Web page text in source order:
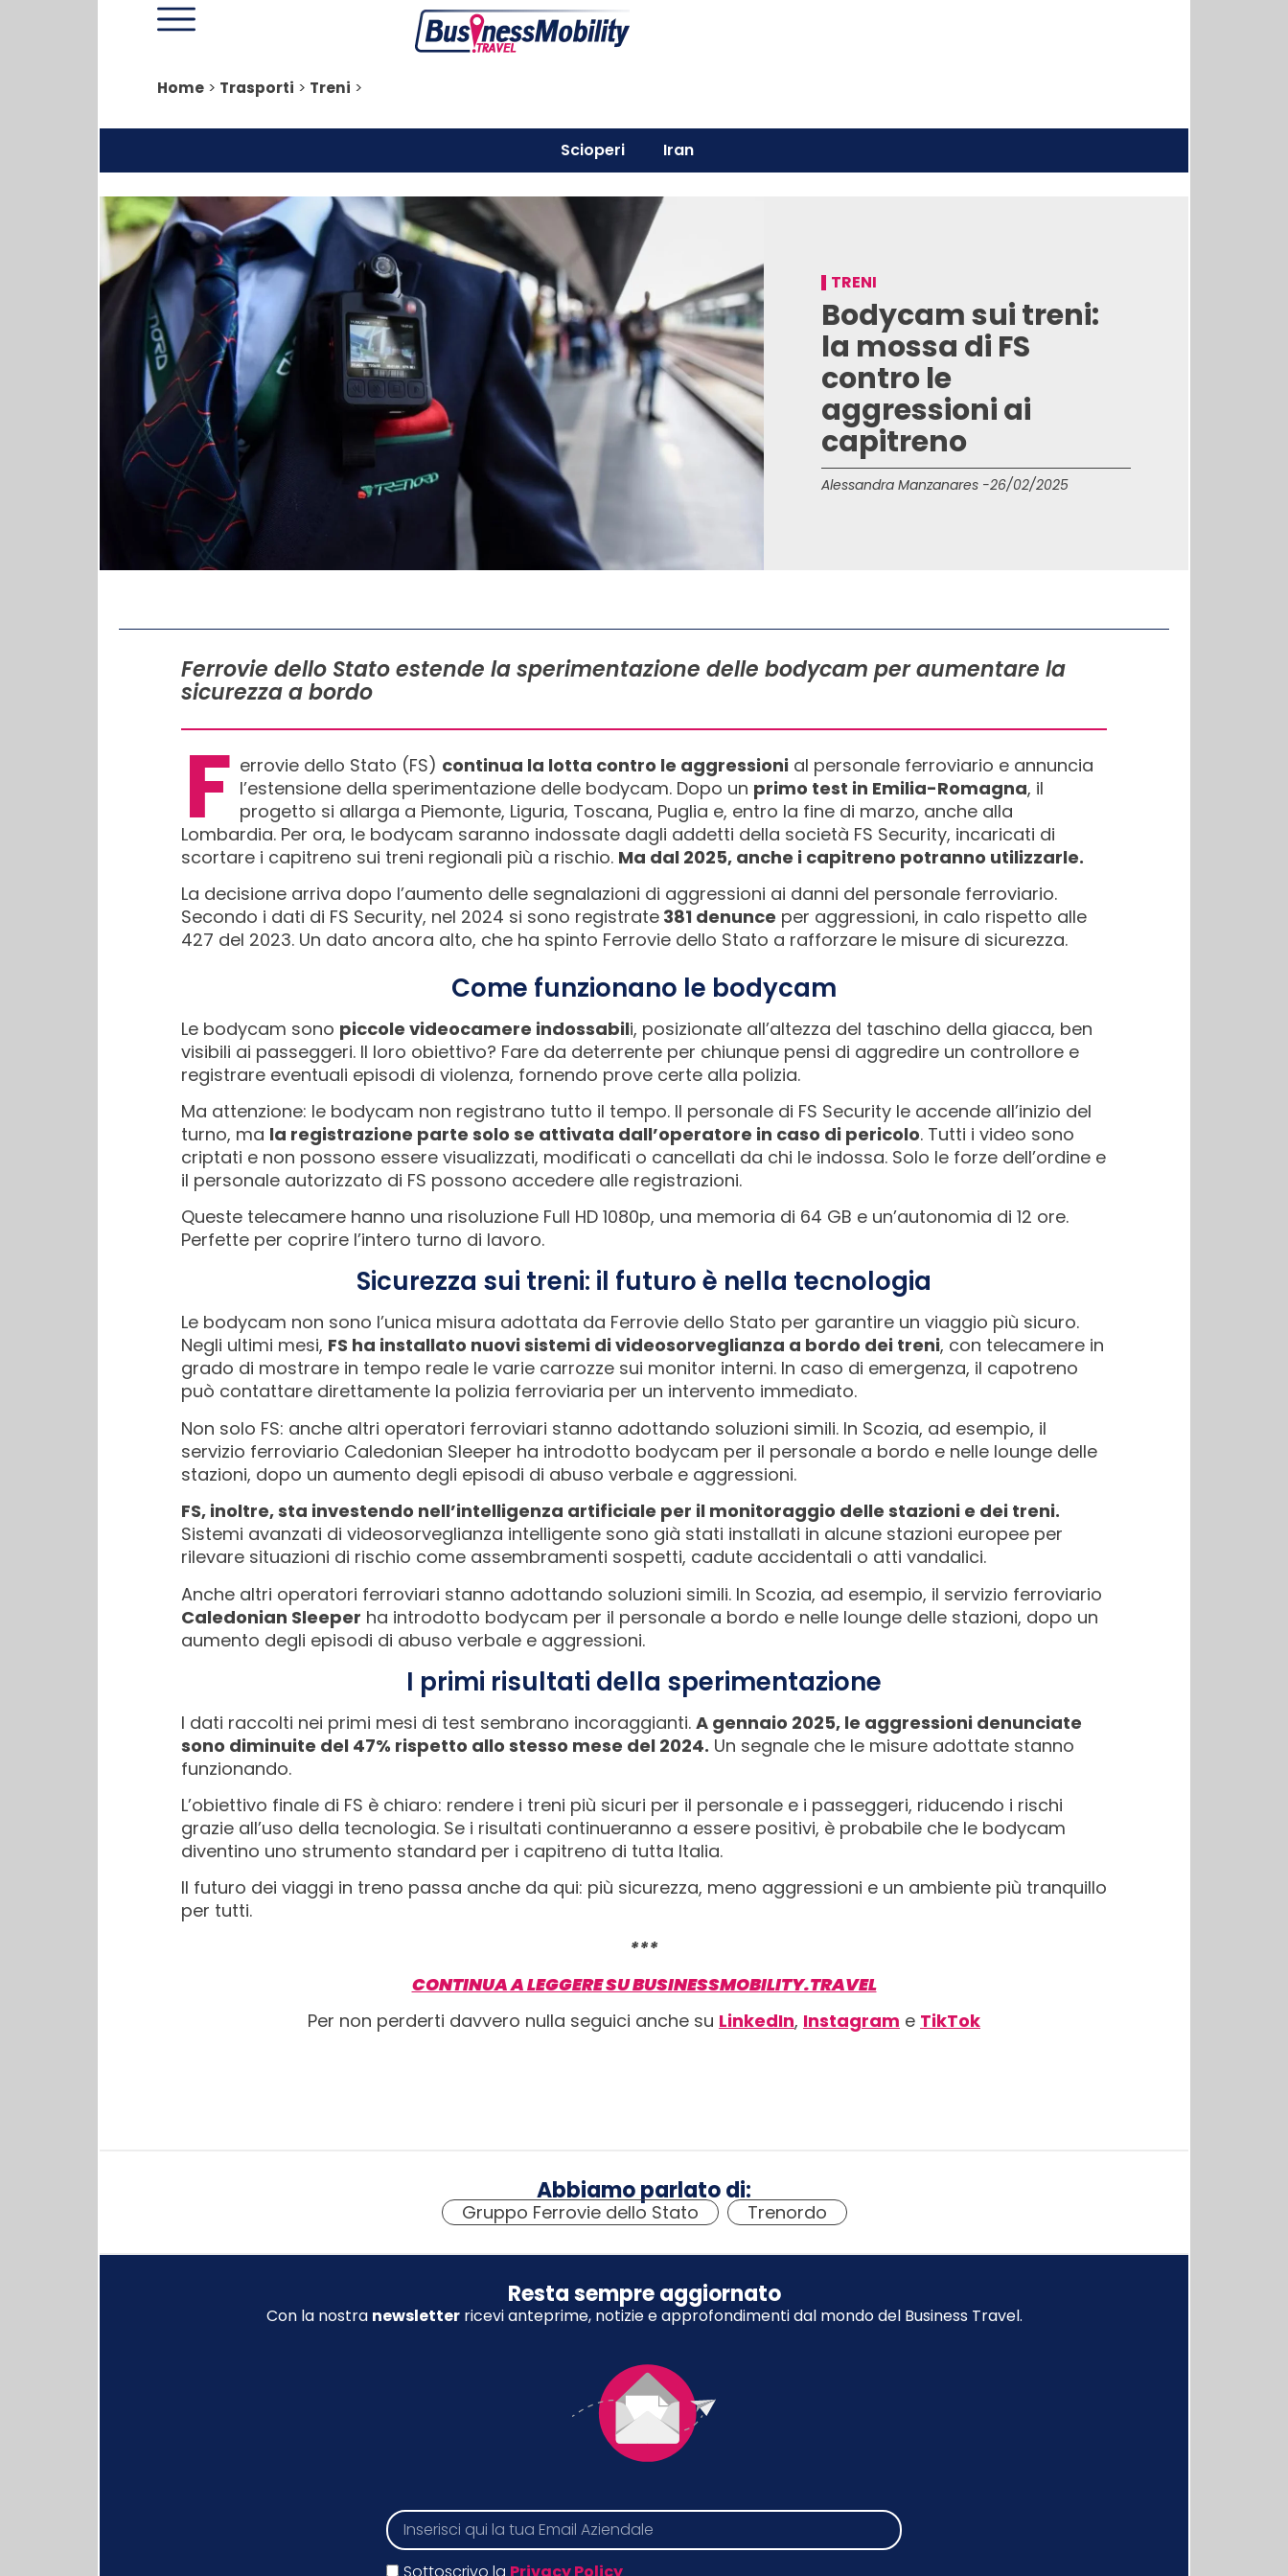
Home > Trasporti > Treni >
Scioperi Iran
TRENI
Bodycam sui treni:
la mossa di FS
contro le
aggressioni ai
capitreno
Alessandra Manzanares -26/02/2025
Ferrovie dello Stato estende la sperimentazione delle bodycam per aumentare la
sicurezza a bordo
F errovie dello Stato (FS) continua la lotta contro le aggressioni al personale ferroviario e annuncia
l’estensione della sperimentazione delle bodycam. Dopo un primo test in Emilia-Romagna, il
progetto si allarga a Piemonte, Liguria, Toscana, Puglia e, entro la fine di marzo, anche alla
Lombardia. Per ora, le bodycam saranno indossate dagli addetti della società FS Security, incaricati di
scortare i capitreno sui treni regionali più a rischio. Ma dal 2025, anche i capitreno potranno utilizzarle.
La decisione arriva dopo l’aumento delle segnalazioni di aggressioni ai danni del personale ferroviario.
Secondo i dati di FS Security, nel 2024 si sono registrate 381 denunce per aggressioni, in calo rispetto alle
427 del 2023. Un dato ancora alto, che ha spinto Ferrovie dello Stato a rafforzare le misure di sicurezza.
Come funzionano le bodycam
Le bodycam sono piccole videocamere indossabili, posizionate all’altezza del taschino della giacca, ben
visibili ai passeggeri. Il loro obiettivo? Fare da deterrente per chiunque pensi di aggredire un controllore e
registrare eventuali episodi di violenza, fornendo prove certe alla polizia.
Ma attenzione: le bodycam non registrano tutto il tempo. Il personale di FS Security le accende all’inizio del
turno, ma la registrazione parte solo se attivata dall’operatore in caso di pericolo. Tutti i video sono
criptati e non possono essere visualizzati, modificati o cancellati da chi le indossa. Solo le forze dell’ordine e
il personale autorizzato di FS possono accedere alle registrazioni.
Queste telecamere hanno una risoluzione Full HD 1080p, una memoria di 64 GB e un’autonomia di 12 ore.
Perfette per coprire l’intero turno di lavoro.
Sicurezza sui treni: il futuro è nella tecnologia
Le bodycam non sono l’unica misura adottata da Ferrovie dello Stato per garantire un viaggio più sicuro.
Negli ultimi mesi, FS ha installato nuovi sistemi di videosorveglianza a bordo dei treni, con telecamere in
grado di mostrare in tempo reale le varie carrozze sui monitor interni. In caso di emergenza, il capotreno
può contattare direttamente la polizia ferroviaria per un intervento immediato.
Non solo FS: anche altri operatori ferroviari stanno adottando soluzioni simili. In Scozia, ad esempio, il
servizio ferroviario Caledonian Sleeper ha introdotto bodycam per il personale a bordo e nelle lounge delle
stazioni, dopo un aumento degli episodi di abuso verbale e aggressioni.
FS, inoltre, sta investendo nell’intelligenza artificiale per il monitoraggio delle stazioni e dei treni.
Sistemi avanzati di videosorveglianza intelligente sono già stati installati in alcune stazioni europee per
rilevare situazioni di rischio come assembramenti sospetti, cadute accidentali o atti vandalici.
Anche altri operatori ferroviari stanno adottando soluzioni simili. In Scozia, ad esempio, il servizio ferroviario
Caledonian Sleeper ha introdotto bodycam per il personale a bordo e nelle lounge delle stazioni, dopo un
aumento degli episodi di abuso verbale e aggressioni.
I primi risultati della sperimentazione
I dati raccolti nei primi mesi di test sembrano incoraggianti. A gennaio 2025, le aggressioni denunciate
sono diminuite del 47% rispetto allo stesso mese del 2024. Un segnale che le misure adottate stanno
funzionando.
L’obiettivo finale di FS è chiaro: rendere i treni più sicuri per il personale e i passeggeri, riducendo i rischi
grazie all’uso della tecnologia. Se i risultati continueranno a essere positivi, è probabile che le bodycam
diventino uno strumento standard per i capitreno di tutta Italia.
Il futuro dei viaggi in treno passa anche da qui: più sicurezza, meno aggressioni e un ambiente più tranquillo
per tutti.
***
CONTINUA A LEGGERE SU BUSINESSMOBILITY.TRAVEL
Per non perderti davvero nulla seguici anche su LinkedIn, Instagram e TikTok
Abbiamo parlato di:
Gruppo Ferrovie dello Stato , Trenordo
Resta sempre aggiornato
Con la nostra newsletterricevi anteprime, notizie e approfondimenti dal mondo del Business Travel.